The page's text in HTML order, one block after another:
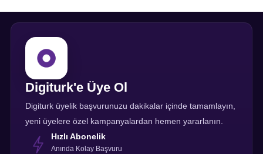
Digiturk'e Üye Ol
Digiturk üyelik başvurunuzu dakikalar içinde tamamlayın,
yeni üyelere özel kampanyalardan hemen yararlanın.
Hızlı Abonelik
Anında Kolay Başvuru